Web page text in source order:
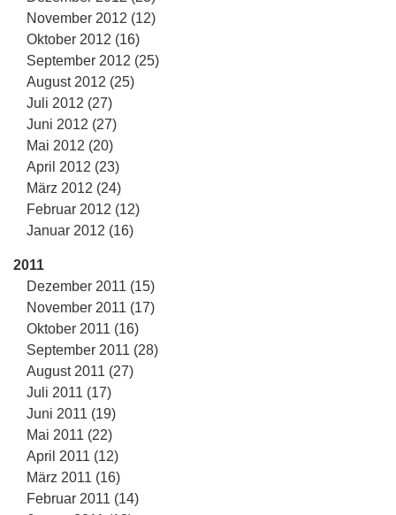
November 2012 (12)
Oktober 2012 (16)
September 2012 (25)
August 2012 (25)
Juli 2012 (27)
Juni 2012 (27)
Mai 2012 (20)
April 2012 (23)
März 2012 (24)
Februar 2012 (12)
Januar 2012 (16)
2011
Dezember 2011 (15)
November 2011 (17)
Oktober 2011 (16)
September 2011 (28)
August 2011 (27)
Juli 2011 (17)
Juni 2011 (19)
Mai 2011 (22)
April 2011 (12)
März 2011 (16)
Februar 2011 (14)